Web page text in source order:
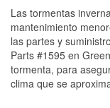
Las tormentas
mantenimiento
las partes y
Parts #1595 en
tormenta, para
clima que se